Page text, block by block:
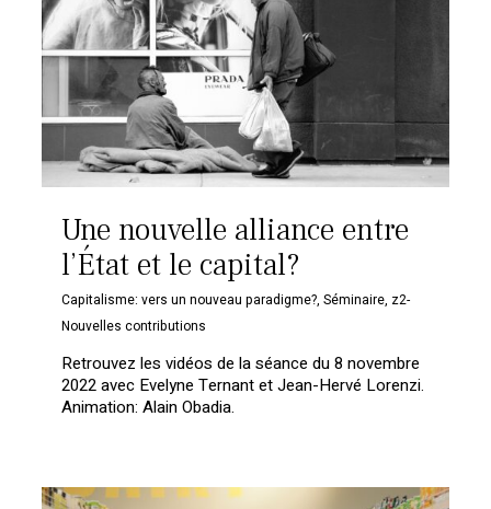
Une nouvelle alliance entre
l’État et le capital?
Capitalisme: vers un nouveau paradigme?,Séminaire, z2-
Nouvelles contributions
Retrouvez les vidéos de la séance du 8 novembre
2022 avec Evelyne Ternant et Jean-Hervé Lorenzi.
Animation: Alain Obadia.